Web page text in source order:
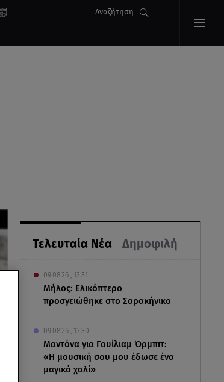
Αναζήτηση
Τελευταία Νέα Δημοφιλή
09.08.26 , 13:31
Μήλος: Ελικόπτερο
προσγειώθηκε στο Σαρακήνικο
09.08.26 , 13:30
Μαντόνα για Γουίλιαμ Όρμπιτ:
«Η μουσική σου μου έδωσε ένα
μαγικό χαλί»